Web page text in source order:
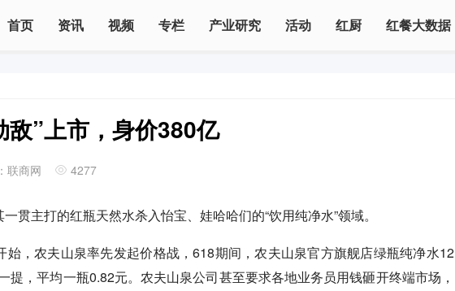
首页 资讯 视频 专栏 产业研究 活动 红厨 红餐大数据
”上市，身价380亿
联商网 4277
贯主打的红瓶天然水杀入怡宝、娃哈哈们的“饮用纯净水”领域。
始，农夫山泉率先发起价格战，618期间，农夫山泉官方旗舰店绿瓶纯净水12
提，平均一瓶0.82元。农夫山泉公司甚至要求各地业务员用钱砸开终端市场，